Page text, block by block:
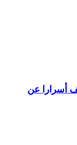
أسرارا عن